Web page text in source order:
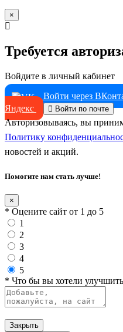
×
Требуется
Войдите в личный кабинет
Войти через
Яндекс
Войти по почте
Авторизовываясь, вы
Политику
новостей и акций.
Помогите нам стать лучше!
×
* Оцените сайт от 1 до 5
1
2
3
4
5
* Что бы вы хотели
Закрыть